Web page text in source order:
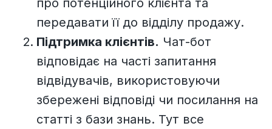
про потенційного клієнта та
передавати її до відділу продажу.
Підтримка клієнтів. Чат-бот
відповідає на часті запитання
відвідувачів, використовуючи
збережені відповіді чи посилання на
статті з бази знань. Тут все